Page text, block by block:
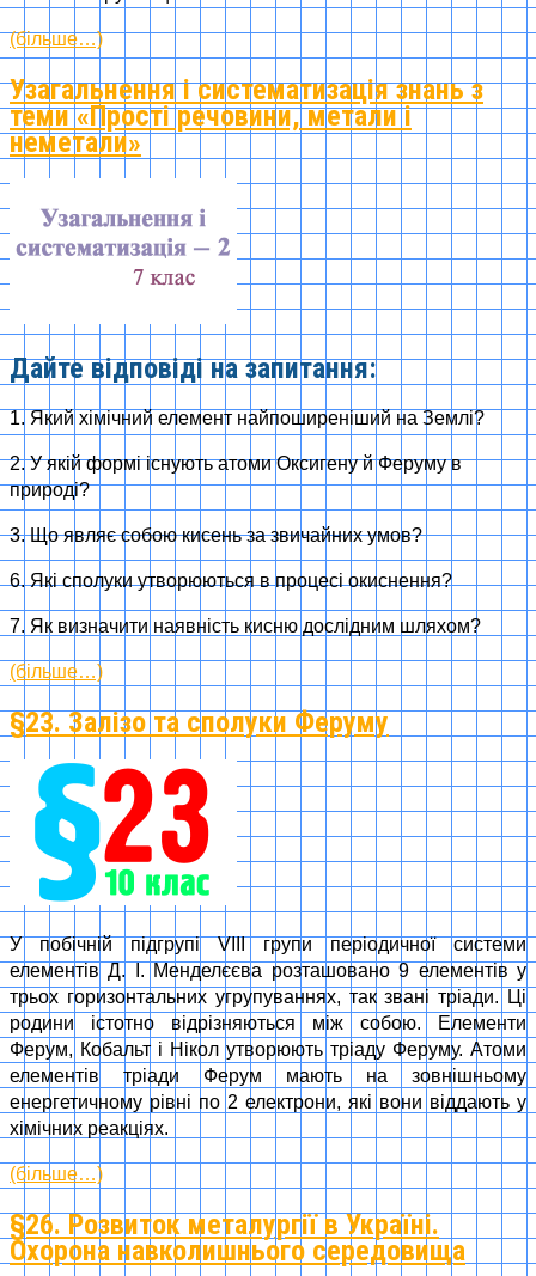
(більше…)
Узагальнення і систематизація знань з
теми «Прості речовини, метали і
неметали»
Дайте відповіді на запитання:
1. Який хімічний елемент найпоширеніший на Землі?
2. У якій формі існують атоми Оксигену й Феруму в
природі?
3. Що являє собою кисень за звичайних умов?
6. Які сполуки утворюються в процесі окиснення?
7. Як визначити наявність кисню дослідним шляхом?
(більше…)
§23. Залізо та сполуки Феруму
У побічній підгрупі VIII групи періодичної системи
елементів Д. І. Менделєєва розташовано 9 елементів у
трьох горизонтальних угрупуваннях, так звані тріади. Ці
родини істотно відрізняються між собою. Елементи
Ферум, Кобальт і Нікол утворюють тріаду Феруму. Атоми
елементів тріади Ферум мають на зовнішньому
енергетичному рівні по 2 електрони, які вони віддають у
хімічних реакціях.
(більше…)
§26. Розвиток металургії в Україні.
Охорона навколишнього середовища